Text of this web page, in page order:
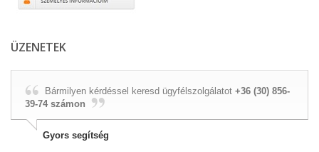
ÜZENETEK
Bármilyen kérdéssel keresd ügyfélszolgálatot +36 (30) 856-
39-74 számon
Gyors segítség